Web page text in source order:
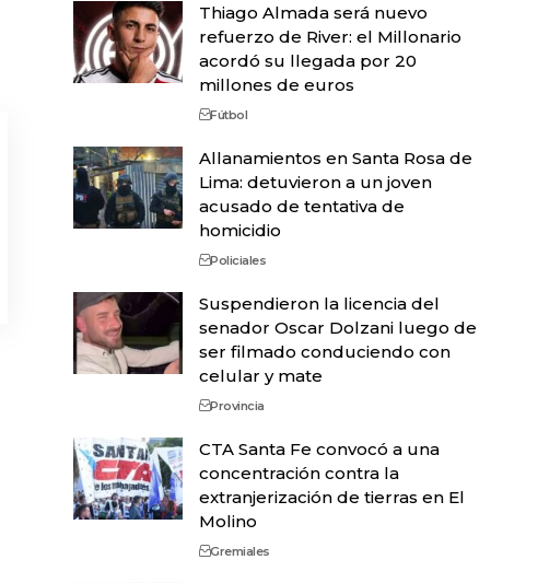
Thiago Almada será nuevo
refuerzo de River: el Millonario
acordó su llegada por 20
millones de euros
Fútbol
Allanamientos en Santa Rosa de
Lima: detuvieron a un joven
acusado de tentativa de
homicidio
Policiales
Suspendieron la licencia del
senador Oscar Dolzani luego de
ser filmado conduciendo con
celular y mate
Provincia
CTA Santa Fe convocó a una
concentración contra la
extranjerización de tierras en El
Molino
Gremiales